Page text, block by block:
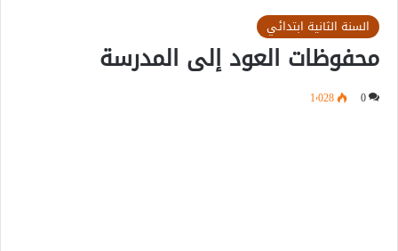
السنة الثانية ابتدائي
محفوظات العود إلى المدرسة
0 1٬028